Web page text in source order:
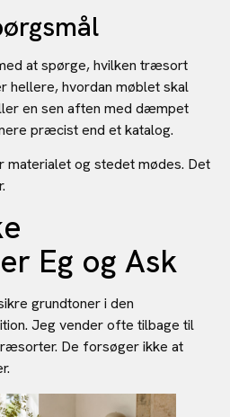
at spørge, hvilken træsort
hellere, hvordan møblet skal
en sen aften med dæmpet
præcist end et katalog.
materialet og stedet mødes. Det
Eg og Ask
grundtoner i den
Jeg vender ofte tilbage til
De forsøger ikke at